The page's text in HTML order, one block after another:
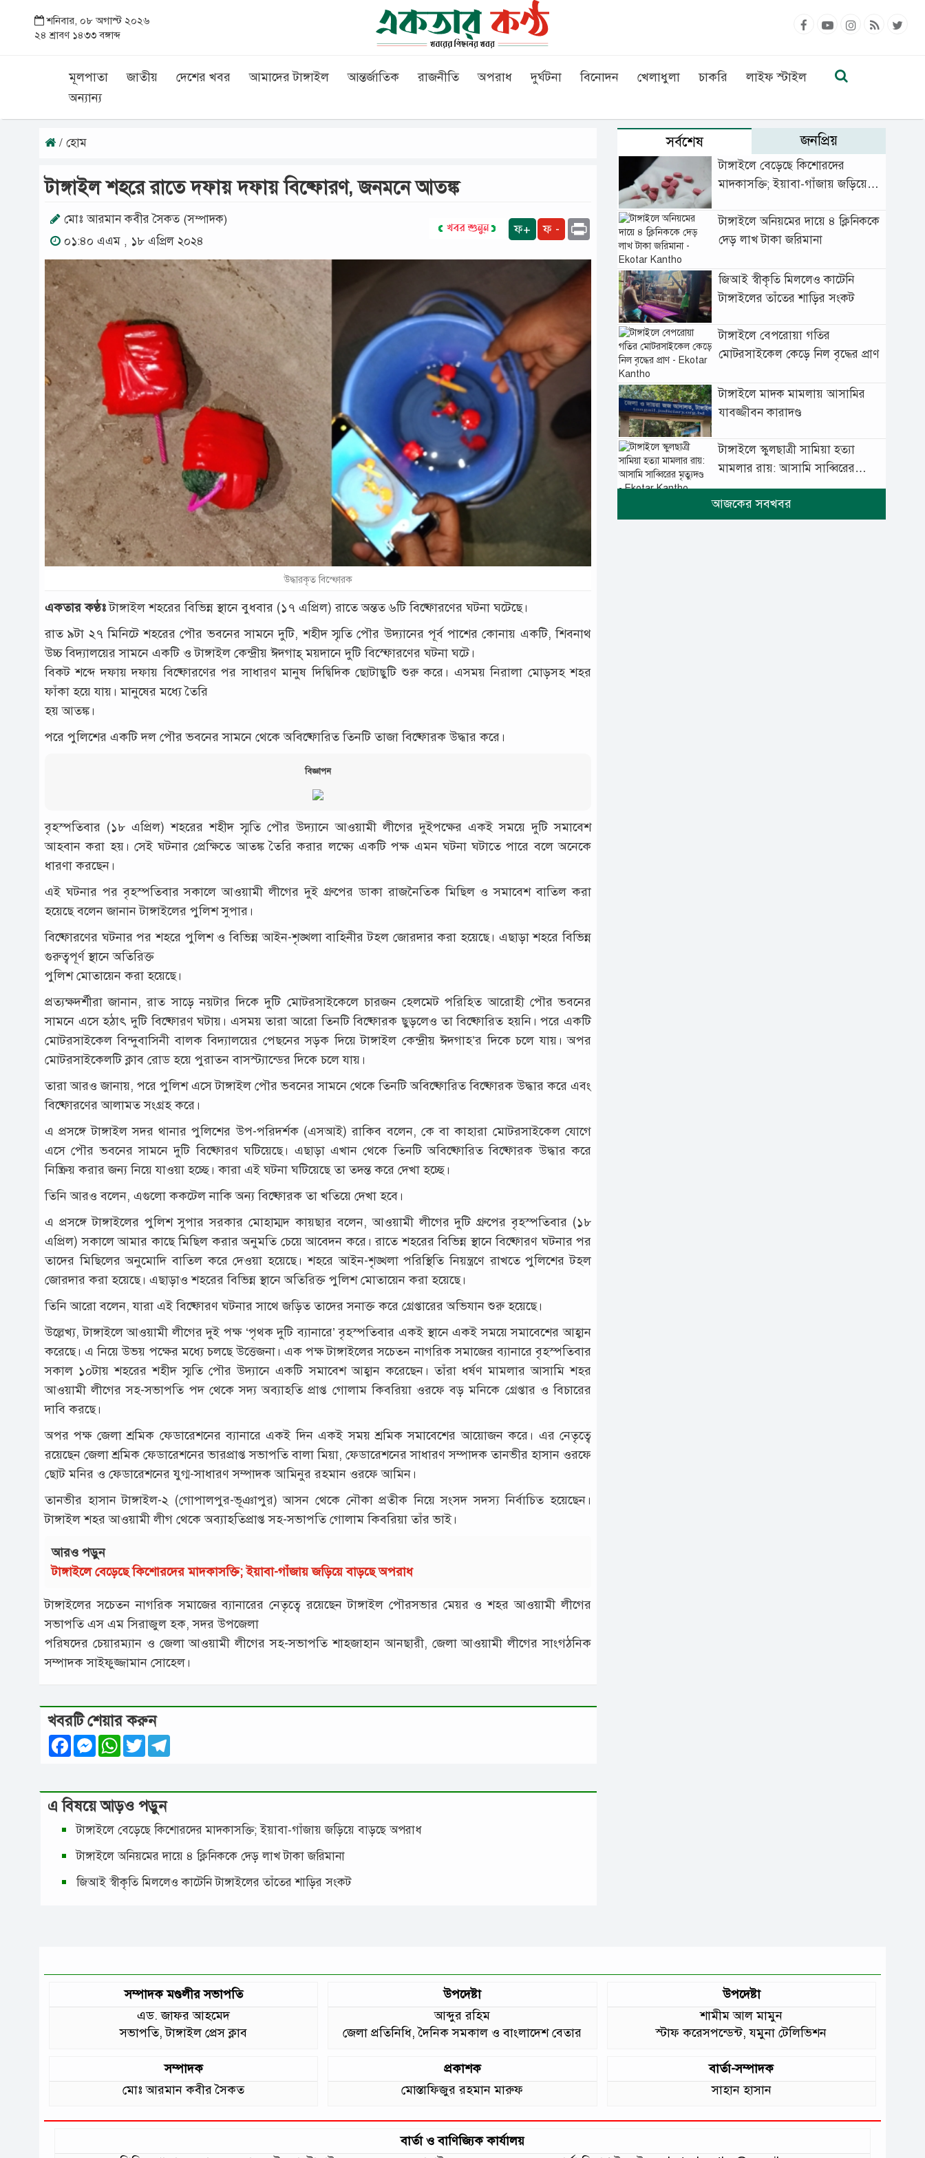
শনিবার, ০৮ অগাস্ট ২০২৬
২৪ শ্রাবণ ১৪৩৩ বঙ্গাব্দ
মূলপাতা জাতীয় দেশের খবর আমাদের টাঙ্গাইল আন্তর্জাতিক রাজনীতি অপরাধ দুর্ঘটনা বিনোদন খেলাধুলা চাকরি
লাইফ স্টাইল
অন্যান্য
/ হোম
টাঙ্গাইল শহরে রাতে দফায় দফায় বিষ্ফোরণ, জনমনে আতঙ্ক
মোঃ আরমান কবীর সৈকত (সম্পাদক)
০১:৪০ এএম , ১৮ এপ্রিল ২০২৪
ফ+ ফ - Print
উদ্ধারকৃত বিস্ফোরক
একতার কণ্ঠঃটাঙ্গাইল শহরের বিভিন্ন স্থানে বুধবার (১৭ এপ্রিল) রাতে অন্তত ৬টি বিষ্ফোরণের ঘটনা ঘটেছে।
রাত ৯টা ২৭ মিনিটে শহরের পৌর ভবনের সামনে দুটি, শহীদ স্মৃতি পৌর উদ্যানের পূর্ব পাশের কোনায় একটি, শিবনাথ
উচ্চ বিদ্যালয়ের সামনে একটি ও টাঙ্গাইল কেন্দ্রীয় ঈদগাহ্ ময়দানে দুটি বিস্ফোরণের ঘটনা ঘটে।
বিকট শব্দে দফায় দফায় বিষ্ফোরণের পর সাধারণ মানুষ দিদ্বিদিক ছোটাছুটি শুরু করে। এসময় নিরালা মোড়সহ শহর
ফাঁকা হয়ে যায়। মানুষের মধ্যে তৈরি
হয় আতঙ্ক।
পরে পুলিশের একটি দল পৌর ভবনের সামনে থেকে অবিষ্ফোরিত তিনটি তাজা বিষ্ফোরক উদ্ধার করে।
বিজ্ঞাপন
বৃহস্পতিবার (১৮ এপ্রিল) শহরের শহীদ স্মৃতি পৌর উদ্যানে আওয়ামী লীগের দুইপক্ষের একই সময়ে দুটি সমাবেশ
আহবান করা হয়। সেই ঘটনার প্রেক্ষিতে আতঙ্ক তৈরি করার লক্ষ্যে একটি পক্ষ এমন ঘটনা ঘটাতে পারে বলে অনেকে
ধারণা করছেন।
এই ঘটনার পর বৃহস্পতিবার সকালে আওয়ামী লীগের দুই গ্রুপের ডাকা রাজনৈতিক মিছিল ও সমাবেশ বাতিল করা
হয়েছে বলেন জানান টাঙ্গাইলের পুলিশ সুপার।
বিষ্ফোরণের ঘটনার পর শহরে পুলিশ ও বিভিন্ন আইন-শৃঙ্খলা বাহিনীর টহল জোরদার করা হয়েছে। এছাড়া শহরে বিভিন্ন
গুরুত্বপূর্ণ স্থানে অতিরিক্ত
পুলিশ মোতায়েন করা হয়েছে।
প্রত্যক্ষদর্শীরা জানান, রাত সাড়ে নয়টার দিকে দুটি মোটরসাইকেলে চারজন হেলমেট পরিহিত আরোহী পৌর ভবনের
সামনে এসে হঠাৎ দুটি বিষ্ফোরণ ঘটায়। এসময় তারা আরো তিনটি বিষ্ফোরক ছুড়লেও তা বিষ্ফোরিত হয়নি। পরে একটি
মোটরসাইকেল বিন্দুবাসিনী বালক বিদ্যালয়ের পেছনের সড়ক দিয়ে টাঙ্গাইল কেন্দ্রীয় ঈদগাহ’র দিকে চলে যায়। অপর
মোটরসাইকেলটি ক্লাব রোড হয়ে পুরাতন বাসস্ট্যান্ডের দিকে চলে যায়।
তারা আরও জানায়, পরে পুলিশ এসে টাঙ্গাইল পৌর ভবনের সামনে থেকে তিনটি অবিষ্ফোরিত বিষ্ফোরক উদ্ধার করে এবং
বিষ্ফোরণের আলামত সংগ্রহ করে।
এ প্রসঙ্গে টাঙ্গাইল সদর থানার পুলিশের উপ-পরিদর্শক (এসআই) রাকিব বলেন, কে বা কাহারা মোটরসাইকেল যোগে
এসে পৌর ভবনের সামনে দুটি বিষ্ফোরণ ঘটিয়েছে। এছাড়া এখান থেকে তিনটি অবিষ্ফোরিত বিষ্ফোরক উদ্ধার করে
নিষ্ক্রিয় করার জন্য নিয়ে যাওয়া হচ্ছে। কারা এই ঘটনা ঘটিয়েছে তা তদন্ত করে দেখা হচ্ছে।
তিনি আরও বলেন, এগুলো ককটেল নাকি অন্য বিষ্ফোরক তা খতিয়ে দেখা হবে।
এ প্রসঙ্গে টাঙ্গাইলের পুলিশ সুপার সরকার মোহাম্মদ কায়ছার বলেন, আওয়ামী লীগের দুটি গ্রুপের বৃহস্পতিবার (১৮
এপ্রিল) সকালে আমার কাছে মিছিল করার অনুমতি চেয়ে আবেদন করে। রাতে শহরের বিভিন্ন স্থানে বিষ্ফোরণ ঘটনার পর
তাদের মিছিলের অনুমোদি বাতিল করে দেওয়া হয়েছে। শহরে আইন-শৃঙ্খলা পরিস্থিতি নিয়ন্ত্রণে রাখতে পুলিশের টহল
জোরদার করা হয়েছে। এছাড়াও শহরের বিভিন্ন স্থানে অতিরিক্ত পুলিশ মোতায়েন করা হয়েছে।
তিনি আরো বলেন, যারা এই বিষ্ফোরণ ঘটনার সাথে জড়িত তাদের সনাক্ত করে গ্রেপ্তারের অভিযান শুরু হয়েছে।
উল্লেখ্য, টাঙ্গাইলে আওয়ামী লীগের দুই পক্ষ ‘পৃথক দুটি ব্যানারে’ বৃহস্পতিবার একই স্থানে একই সময়ে সমাবেশের আহ্বান
করেছে। এ নিয়ে উভয় পক্ষের মধ্যে চলছে উত্তেজনা। এক পক্ষ টাঙ্গাইলের সচেতন নাগরিক সমাজের ব্যানারে বৃহস্পতিবার
সকাল ১০টায় শহরের শহীদ স্মৃতি পৌর উদ্যানে একটি সমাবেশ আহ্বান করেছেন। তাঁরা ধর্ষণ মামলার আসামি শহর
আওয়ামী লীগের সহ-সভাপতি পদ থেকে সদ্য অব্যাহতি প্রাপ্ত গোলাম কিবরিয়া ওরফে বড় মনিকে গ্রেপ্তার ও বিচারের
দাবি করছে।
অপর পক্ষ জেলা শ্রমিক ফেডারেশনের ব্যানারে একই দিন একই সময় শ্রমিক সমাবেশের আয়োজন করে। এর নেতৃত্বে
রয়েছেন জেলা শ্রমিক ফেডারেশনের ভারপ্রাপ্ত সভাপতি বালা মিয়া, ফেডারেশনের সাধারণ সম্পাদক তানভীর হাসান ওরফে
ছোট মনির ও ফেডারেশনের যুগ্ম-সাধারণ সম্পাদক আমিনুর রহমান ওরফে আমিন।
তানভীর হাসান টাঙ্গাইল-২ (গোপালপুর-ভূঞাপুর) আসন থেকে নৌকা প্রতীক নিয়ে সংসদ সদস্য নির্বাচিত হয়েছেন।
টাঙ্গাইল শহর আওয়ামী লীগ থেকে অব্যাহতিপ্রাপ্ত সহ-সভাপতি গোলাম কিবরিয়া তাঁর ভাই।
আরও পড়ুন
টাঙ্গাইলে বেড়েছে কিশোরদের মাদকাসক্তি; ইয়াবা-গাঁজায় জড়িয়ে বাড়ছে অপরাধ
টাঙ্গাইলের সচেতন নাগরিক সমাজের ব্যানারের নেতৃত্বে রয়েছেন টাঙ্গাইল পৌরসভার মেয়র ও শহর আওয়ামী লীগের
সভাপতি এস এম সিরাজুল হক, সদর উপজেলা
পরিষদের চেয়ারম্যান ও জেলা আওয়ামী লীগের সহ-সভাপতি শাহজাহান আনছারী, জেলা আওয়ামী লীগের সাংগঠনিক
সম্পাদক সাইফুজ্জামান সোহেল।
খবরটি শেয়ার করুন
FacebookMessenger
WhatsApp
Twitter
এ বিষয়ে আড়ও পড়ুন
টাঙ্গাইলে বেড়েছে কিশোরদের মাদকাসক্তি; ইয়াবা-গাঁজায় জড়িয়ে বাড়ছে অপরাধ
টাঙ্গাইলে অনিয়মের দায়ে ৪ ক্লিনিককে দেড় লাখ টাকা জরিমানা
জিআই স্বীকৃতি মিললেও কাটেনি টাঙ্গাইলের তাঁতের শাড়ির সংকট
সর্বশেষ জনপ্রিয়
টাঙ্গাইলে বেড়েছে কিশোরদের
মাদকাসক্তি; ইয়াবা-গাঁজায় জড়িয়ে
টাঙ্গাইলে অনিয়মের দায়ে ৪ ক্লিনিককে
দেড় লাখ টাকা জরিমানা
জিআই স্বীকৃতি মিললেও কাটেনি
টাঙ্গাইলের তাঁতের শাড়ির সংকট
টাঙ্গাইলে বেপরোয়া গতির
মোটরসাইকেল কেড়ে নিল বৃদ্ধের প্রাণ
টাঙ্গাইলে মাদক মামলায় আসামির
যাবজ্জীবন কারাদণ্ড
টাঙ্গাইলে স্কুলছাত্রী সামিয়া হত্যা
মামলার রায়: আসামি সাব্বিরের
মৃত্যুদণ্ড
টানা বৃষ্টিতে টাঙ্গাইলে বিপর্যস্ত
সম্পাদক মণ্ডলীর সভাপতি
এড. জাফর আহমেদ
সভাপতি, টাঙ্গাইল প্রেস ক্লাব
উপদেষ্টা
আব্দুর রহিম
জেলা প্রতিনিধি, দৈনিক সমকাল ও বাংলাদেশ বেতার
উপদেষ্টা
শামীম আল মামুন
স্টাফ করেসপন্ডেন্ট, যমুনা টেলিভিশন
সম্পাদক
মোঃ আরমান কবীর সৈকত
প্রকাশক
মোস্তাফিজুর রহমান মারুফ
বার্তা-সম্পাদক
সাহান হাসান
বার্তা ও বাণিজ্যিক কার্যালয়